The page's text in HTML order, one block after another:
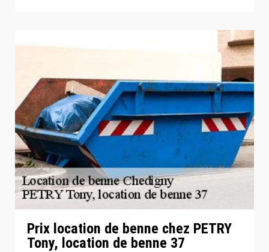
Prix location de benne chez PETRY
Tony, location de benne 37